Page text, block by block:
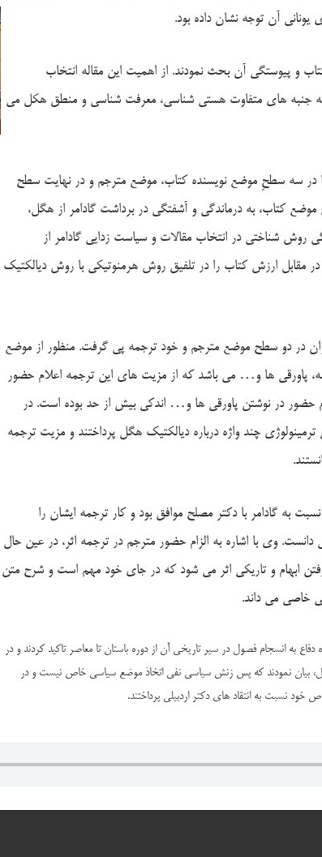
یونانی آن توجه نشان داده بود.
و پیوستگی آن بحث نمودند. از اهمیت این مقاله انتخاب
به جنبه های متفاوت هستی شناسی، معرفت شناسی و منطق هکل می
را در سه سطحِ موضع نویسنده کتاب، موضع مترجم و در نهایت سطح
کتاب، به درماندگی و آشفتگی در برداشت گادامر از هگل،
روش شناختی در انتخاب مقالات و سیاست زدایی گادامر از
در مقابل ارزش کتاب را در تلفیق روش هرمنوتیکی با روش دیالکتیک
در دو سطح موضع مترجم و خود ترجمه پی گرفت. منظور از موضع
پاورقی ها و… می باشد که از مزیت های این ترجمه اعلام حضور
حضور در نوشتن پاورقی ها و… اندکی بیش از حد بوده است. در
چند واژه درباره دیالکتیک هگل پرداختند و مزیت ترجمه
به گادامر با دکتر مصلح موافق بود و کار ترجمه ایشان را
وی با اشاره به الزام حضور مترجم در ترجمه اثر، در عین حال
ابهام و تاریکی اثر می شود که در جای خود مهم است و شرح متن
خاصی می داند.
به انسجام فصول در سیر تاریخی آن از دوره باستان تا معاصر تاکید کردند و در
بیان نمودند که پس زنش سیاسی نفی اتخاذ موضع سیاسی خاص نیست و در
خود نسبت به انتقاد های دکتر اردبیلی پرداختند.